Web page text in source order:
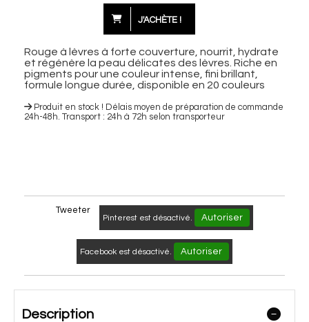
J'ACHÈTE !
Rouge à lèvres à forte couverture, nourrit, hydrate
et régénère la peau délicates des lèvres. Riche en
pigments pour une couleur intense, fini brillant,
formule longue durée, disponible en 20 couleurs
Produit en stock ! Délais moyen de préparation de commande
24h-48h. Transport : 24h à 72h selon transporteur
Tweeter
Pinterest est désactivé. Autoriser
Facebook est désactivé. Autoriser
Description